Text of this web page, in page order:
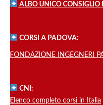
ALBO UNICO CONSIGLIO
CORSI A PADOVA:
FONDAZIONE INGEGNERI
CNI:
Elenco completo corsi in Italia